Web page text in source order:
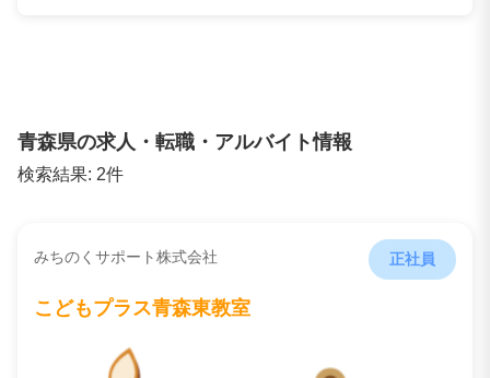
青森県の求人・転職・アルバイト情報
検索結果: 2件
みちのくサポート株式会社 正社員
こどもプラス青森東教室